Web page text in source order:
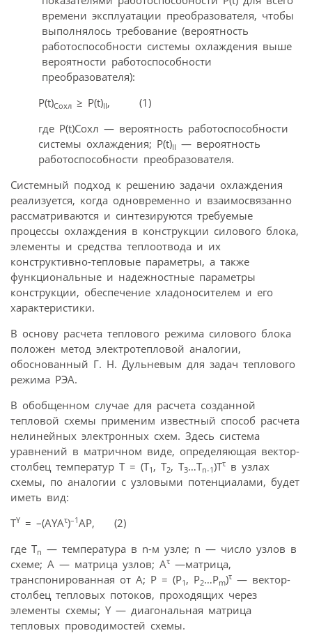
времени эксплуатации преобразователя, чтобы
выполнялось требование (вероятность
работоспособности системы охлаждения выше
вероятности работоспособности
преобразователя):
P(t)Сохл ≥ P(t)II, (1)
где P(t)Сохл — вероятность работоспособности
системы охлаждения; P(t)II — вероятность
работоспособности преобразователя.
Системный подход к решению задачи охлаждения
реализуется, когда одновременно и взаимосвязанно
рассматриваются и синтезируются требуемые
процессы охлаждения в конструкции силового блока,
элементы и средства теплоотвода и их
конструктивно-тепловые параметры, а также
функциональные и надежностные параметры
конструкции, обеспечение хладоносителем и его
характеристики.
В основу расчета теплового режима силового блока
положен метод электротепловой аналогии,
обоснованный Г. Н. Дульневым для задач теплового
режима РЭА.
В обобщенном случае для расчета созданной
тепловой схемы применим известный способ расчета
нелинейных электронных схем. Здесь система
уравнений в матричном виде, определяющая вектор-
столбец температур Т = (Т1 , Т2, Т3…Тn-1)Тτ в узлах
схемы, по аналогии с узловыми потенциалами, будет
иметь вид:
TY = –(AYAτ)–1AP, (2)
где Тn — температура в n-м узле; n — число узлов в
схеме; A — матрица узлов; Aτ —матрица,
транспонированная от А; Р = (Р1 , Р2…Рm)τ — вектор-
столбец тепловых потоков, проходящих через
элементы схемы; Y — диагональная матрица
тепловых проводимостей схемы.